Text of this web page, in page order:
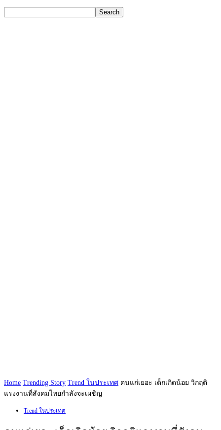
Home Trending Story Trend ในประเทศ คนแก่เยอะ เด็กเกิดน้อย วิกฤติ
แรงงานที่สังคมไทยกำลังจะเผชิญ
Trend ในประเทศ